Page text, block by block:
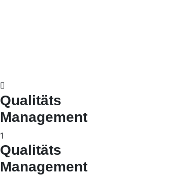
Qualitäts
Management
1
Qualitäts
Management